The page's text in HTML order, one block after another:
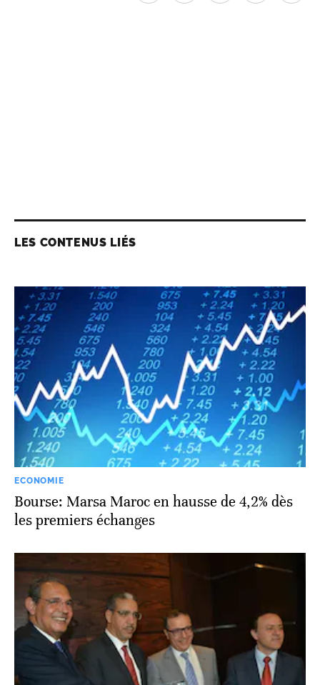
LES CONTENUS LIÉS
ECONOMIE
Bourse: Marsa Maroc en hausse de 4,2% dès
les premiers échanges